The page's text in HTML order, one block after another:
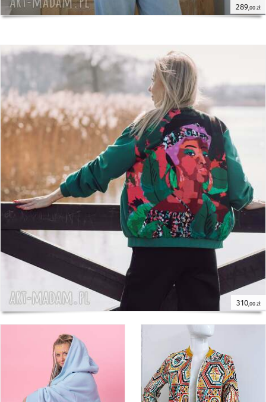
289,00 zł
310,00 zł